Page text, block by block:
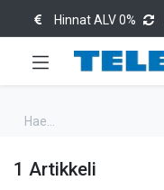
Hinnat ALV 0%
1 Artikkeli